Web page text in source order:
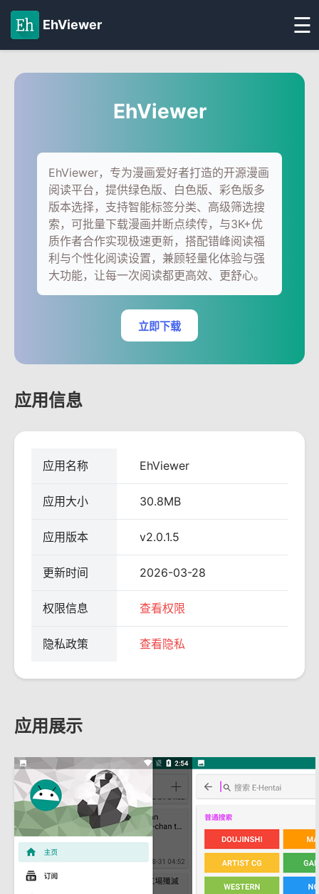
EhViewer ☰
EhViewer
EhViewer，专为漫画爱好者打造的开源漫画
阅读平台，提供绿色版、白色版、彩色版多
版本选择，支持智能标签分类、高级筛选搜
索，可批量下载漫画并断点续传，与3K+优
质作者合作实现极速更新，搭配错峰阅读福
利与个性化阅读设置，兼顾轻量化体验与强
大功能，让每一次阅读都更高效、更舒心。
立即下载
应用信息
应用名称 EhViewer
应用大小 30.8MB
应用版本 v2.0.1.5
更新时间 2026-03-28
权限信息 查看权限
隐私政策 查看隐私
应用展示